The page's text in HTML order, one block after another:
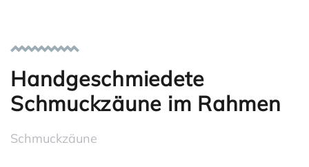
Handgeschmiedete
Schmuckzäune im Rahmen
Schmuckzäune